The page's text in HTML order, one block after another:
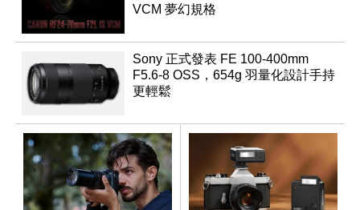
VCM 夢幻規格
Sony 正式發表 FE 100-400mm
F5.6-8 OSS，654g 羽量化設計手持
更輕鬆